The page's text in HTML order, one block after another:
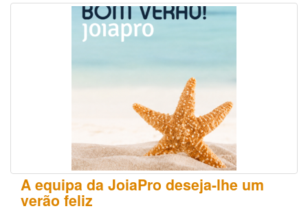
A equipa da JoiaPro deseja-lhe um
verão feliz